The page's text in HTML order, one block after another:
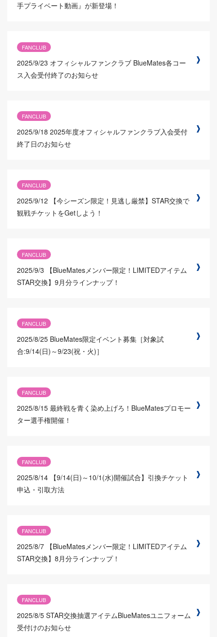
手プライベート動画』が新登場！
FANCLUB
2025/9/23 オフィシャルファンクラブ BlueMates各コー
ス入会受付終了のお知らせ
FANCLUB
2025/9/18 2025年度オフィシャルファンクラブ入会受付
終了日のお知らせ
FANCLUB
2025/9/12
【今シーズン限定！見逃し厳禁】STAR交換で
観戦チケットをGetしよう！
FANCLUB
2025/9/3
【BlueMatesメンバー限定！LIMITEDアイテム
STAR交換】9月分ラインナップ！
FANCLUB
2025/8/25 BlueMates限定イベント募集［対象試
合:9/14(日)～9/23(祝・火)］
FANCLUB
2025/8/15 最終戦を青く染め上げろ！BlueMatesプロモー
ター選手権開催！
FANCLUB
2025/8/14 【9/14(日)～10/1(水)開催試合】引換チケット
申込・引取方法
FANCLUB
2025/8/7 【BlueMatesメンバー限定！LIMITEDアイテム
STAR交換】8月分ラインナップ！
FANCLUB
2025/8/5 STAR交換抽選アイテムBlueMatesユニフォーム
受付けのお知らせ